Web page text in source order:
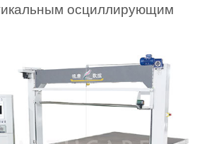
осциллирующим